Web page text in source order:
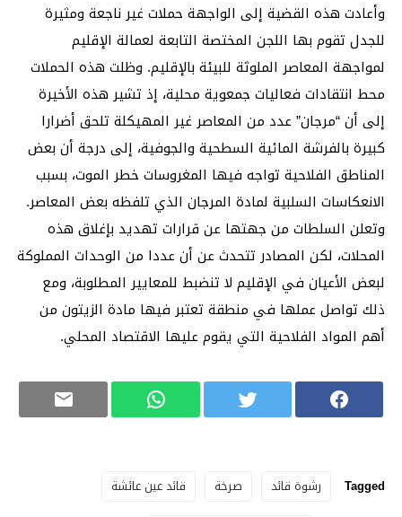
وأعادت هذه القضية إلى الواجهة حملات غير ناجعة ومثيرة
للجدل تقوم بها اللجن المختصة التابعة لعمالة الإقليم
لمواجهة المعاصر الملوثة للبيئة بالإقليم. وظلت هذه الحملات
محط انتقادات فعاليات جمعوية محلية، إذ تشير هذه الأخيرة
إلى أن “مرجان” عدد من المعاصر غير المهيكلة تلحق أضرارا
كبيرة بالفرشة المائية السطحية والجوفية، إلى درجة أن بعض
المناطق الفلاحية تواجه فيها المغروسات خطر الموت، بسبب
الانعكاسات السلبية لمادة المرجان الذي تلفظه بعض المعاصر.
وتعلن السلطات من جهتها عن قرارات تهديد بإغلاق هذه
المحلات، لكن المصادر تتحدث عن أن عددا من الوحدات المملوكة
لبعض الأعيان في الإقليم لا تنضبط للمعايير المطلوبة، ومع
ذلك تواصل عملها في منطقة تعتبر فيها مادة الزيتون من
أهم المواد الفلاحية التي يقوم عليها الاقتصاد المحلي.
Tagged رشوة قائد صرخة
قائد عين عائشة